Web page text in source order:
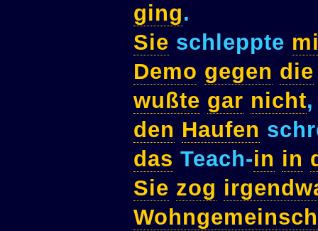
ging.
Sie schleppte
Demo gegen die
wußte gar nicht
den Haufen
das Teach-in in
Sie zog